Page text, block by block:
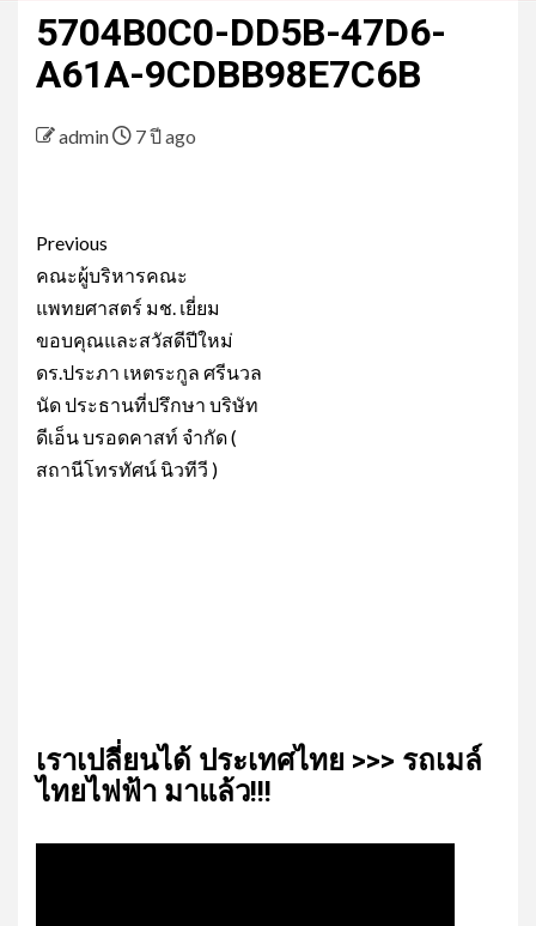
5704B0C0-DD5B-47D6-
A61A-9CDBB98E7C6B
admin 7 ปี ago
Post
navigation
Previous
คณะผู้บริหารคณะ
แพทยศาสตร์ มช. เยี่ยม
ขอบคุณและสวัสดีปีใหม่
ดร.ประภา เหตระกูล ศรีนวล
นัด ประธานที่ปรึกษา บริษัท
ดีเอ็น บรอดคาสท์ จำกัด (
สถานีโทรทัศน์ นิวทีวี )
เรา​เปลี่ยน​ได้​ ประเทศ​ไทย​ >>> รถเมล์​
ไทย​ไฟฟ้า​ มาแล้ว!!!